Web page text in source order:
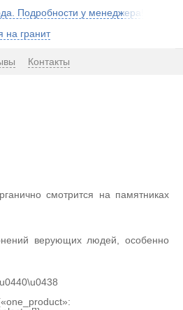
Подробности у менеджера!
на гранит
Контакты
смотрится на памятниках
верующих людей, особенно